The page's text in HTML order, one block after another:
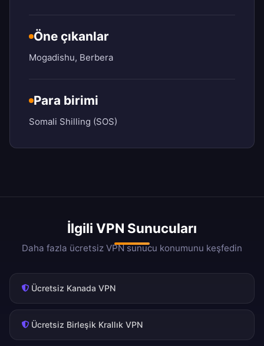
Öne çıkanlar
Mogadishu, Berbera
Para birimi
Somali Shilling (SOS)
İlgili VPN Sunucuları
Daha fazla ücretsiz VPN sunucu konumunu keşfedin
Ücretsiz Kanada VPN
Ücretsiz Birleşik Krallık VPN